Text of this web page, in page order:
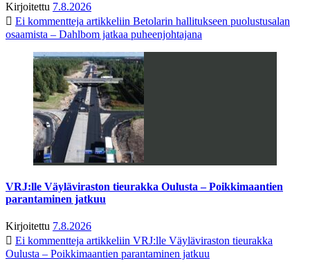
Kirjoitettu 7.8.2026
Ei kommentteja artikkeliin Betolarin hallitukseen puolustusalan
osaamista – Dahlbom jatkaa puheenjohtajana
VRJ:lle Väyläviraston tieurakka Oulusta – Poikkimaantien
parantaminen jatkuu
Kirjoitettu 7.8.2026
Ei kommentteja artikkeliin VRJ:lle Väyläviraston tieurakka
Oulusta – Poikkimaantien parantaminen jatkuu